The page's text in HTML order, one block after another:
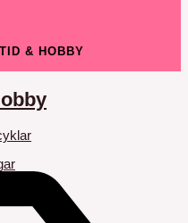
& HOBBY